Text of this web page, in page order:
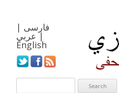
فارسی |
عربي |
English